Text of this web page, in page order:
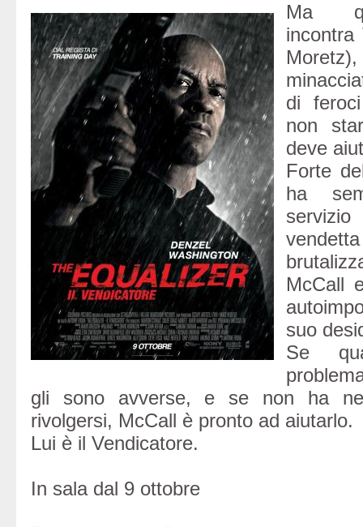
Ma
incontra
di
non
deve
Forte
ha
McCall
suo
Se
gli sono avverse, e se non ha
rivolgersi, McCall è pronto ad aiutarlo.
Lui è il Vendicatore.
In sala dal 9 ottobre